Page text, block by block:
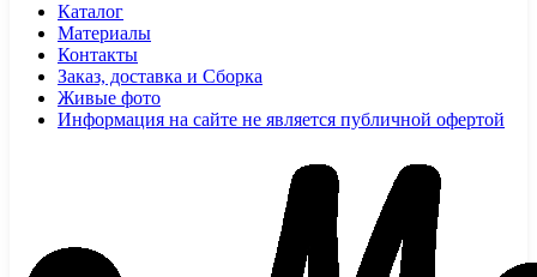
Каталог
Материалы
Контакты
Заказ, доставка и Сборка
Живые фото
Информация на сайте не является публичной офертой